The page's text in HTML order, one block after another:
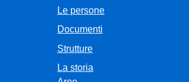
Le persone
Documenti
Strutture
La storia